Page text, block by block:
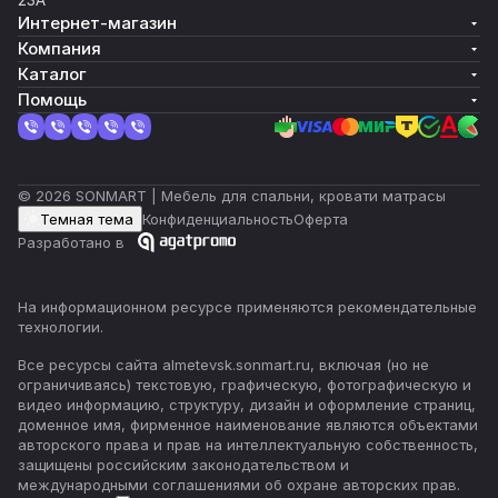
Интернет-магазин
Компания
Каталог
Помощь
© 2026 SONMART | Мебель для спальни, кровати матрасы
Темная тема
КонфиденциальностьОферта
Разработано в
На информационном ресурсе применяются рекомендательные
технологии.
Все ресурсы сайта almetevsk.sonmart.ru, включая (но не
ограничиваясь) текстовую, графическую, фотографическую и
видео информацию, структуру, дизайн и оформление страниц,
доменное имя, фирменное наименование являются объектами
авторского права и прав на интеллектуальную собственность,
защищены российским законодательством и
международными соглашениями об охране авторских прав.